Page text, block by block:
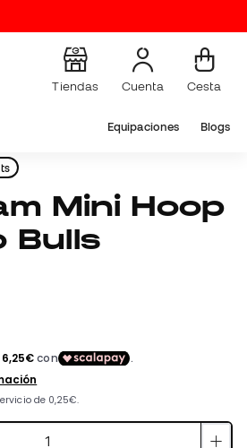
Tiendas Cuenta Cesta
Equipaciones Blogs
Bulls